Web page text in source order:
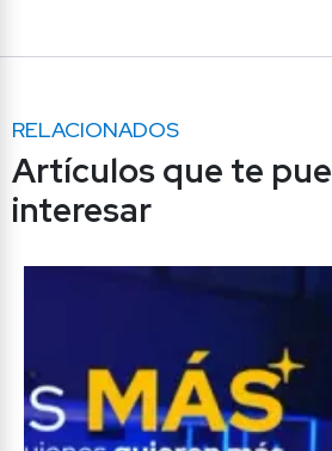
RELACIONADOS
Artículos que te
interesar